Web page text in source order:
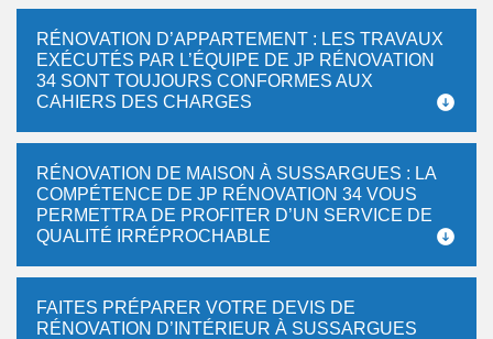
RÉNOVATION D’APPARTEMENT : LES TRAVAUX
EXÉCUTÉS PAR L’ÉQUIPE DE JP RÉNOVATION
34 SONT TOUJOURS CONFORMES AUX
CAHIERS DES CHARGES
RÉNOVATION DE MAISON À SUSSARGUES : LA
COMPÉTENCE DE JP RÉNOVATION 34 VOUS
PERMETTRA DE PROFITER D’UN SERVICE DE
QUALITÉ IRRÉPROCHABLE
FAITES PRÉPARER VOTRE DEVIS DE
RÉNOVATION D’INTÉRIEUR À SUSSARGUES